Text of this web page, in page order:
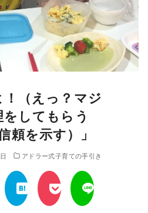
（えっ？マジ
してもらう
頼を示す）」
アドラー式子育ての手引き